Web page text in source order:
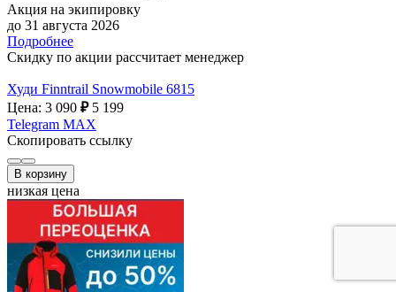
Акция на экипировку
до 31 августа 2026
Подробнее
Скидку по акции рассчитает менеджер
Худи Finntrail Snowmobile 6815
Цена: 3 090 ₽ 5 199
Telegram MAX
Скопировать ссылку
В корзину
низкая цена